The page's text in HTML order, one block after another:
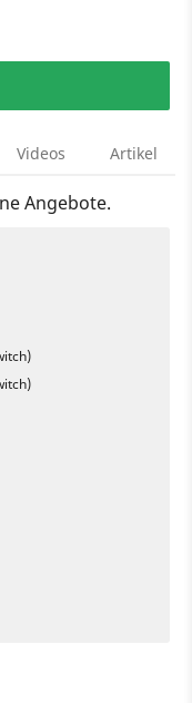
Videos Artikel
Angebote.